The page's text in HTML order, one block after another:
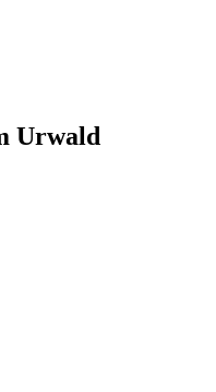
Urwald